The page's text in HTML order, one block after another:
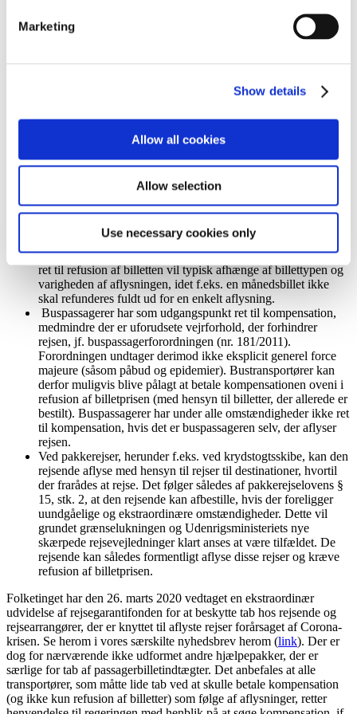
Marketing
Show details
Allow all cookies
Allow selection
Use necessary cookies only
aflysning af rejsen. Skibspassagerforordningen yder ikke
beskyttelse herimod.
Flyselskabernes ret til at aflyse flyrejser begrundet i uforudsete
jf. flypassagerforordningen (nr. 261/2004). Denne refusionsret
gælder imidlertid ikke, hvis det er den rejsende selv, der
tilfælde har flyselskaberne dog givet de rejsende ret til
Togpassagerer har i udgangspunktet ret til kompensation (men
ikke yderligere erstatning) som følge af selskabets aflysning
jernbanepassagerforordningen (nr. 1371/2007) art. 17 og bilag
1, art. 32. Der er ingen generel undtagelse om force majeure
som f.eks. påbud og epidemier. Udgangspunktet er derved
anderledes end ved fly- eller færgepassagerer. Togpassagerers
ret til refusion af billetten vil typisk afhænge af billettypen og
varigheden af aflysningen, idet f.eks. en månedsbillet ikke
skal refunderes fuldt ud for en enkelt aflysning.
Buspassagerer har som udgangspunkt ret til kompensation,
medmindre der er uforudsete vejrforhold, der forhindrer
rejsen, jf. buspassagerforordningen (nr. 181/2011).
Forordningen undtager derimod ikke eksplicit generel force
majeure (såsom påbud og epidemier). Bustransportører kan
derfor muligvis blive pålagt at betale kompensationen oveni i
refusion af billetprisen (med hensyn til billetter, der allerede er
bestilt). Buspassagerer har under alle omstændigheder ikke ret
til kompensation, hvis det er buspassageren selv, der aflyser
rejsen.
Ved pakkerejser, herunder f.eks. ved krydstogtsskibe, kan den
rejsende aflyse med hensyn til rejser til destinationer, hvortil
der frarådes at rejse. Det følger således af pakkerejselovens §
15, stk. 2, at den rejsende kan afbestille, hvis der foreligger
uundgåelige og ekstraordinære omstændigheder. Dette vil
grundet grænselukningen og Udenrigsministeriets nye
skærpede rejsevejledninger klart anses at være tilfældet. De
rejsende kan således formentligt aflyse disse rejser og kræve
refusion af billetprisen.
Folketinget har den 26. marts 2020 vedtaget en ekstraordinær
udvidelse af rejsegarantifonden for at beskytte tab hos rejsende og
rejsearrangører, der er knyttet til aflyste rejser forårsaget af Corona-
krisen. Se herom i vores særskilte nyhedsbrev herom (link). Der er
dog for nærværende ikke udformet andre hjælpepakker, der er
særlige for tab af passagerbilletindtægter. Det anbefales at alle
transportører, som måtte lide tab ved at skulle betale kompensation
(og ikke kun refusion af billetter) som følge af aflysninger, retter